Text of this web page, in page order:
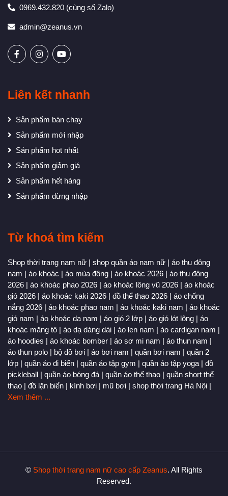
0969.432.820 (cùng số Zalo)
admin@zeanus.vn
Liên kết nhanh
Sản phẩm bán chạy
Sản phẩm mới nhập
Sản phẩm hot nhất
Sản phẩm giảm giá
Sản phẩm hết hàng
Sản phẩm dừng nhập
Từ khoá tìm kiếm
Shop thời trang nam nữ | shop quần áo nam nữ | áo thu đông
nam | áo khoác | áo mùa đông | áo khoác 2026 | áo thu đông
2026 | áo khoác phao 2026 | áo khoác lông vũ 2026 | áo khoác
gió 2026 | áo khoác kaki 2026 | đồ thể thao 2026 | áo chống
nắng 2026 | áo khoác phao nam | áo khoác kaki nam | áo khoác
gió nam | áo khoác dạ nam | áo gió 2 lớp | áo gió lót lông | áo
khoác măng tô | áo dạ dáng dài | áo len nam | áo cardigan nam |
áo hoodies | áo khoác bomber | áo sơ mi nam | áo thun nam |
áo thun polo | bộ đồ bơi | áo bơi nam | quần bơi nam | quần 2
lớp | quần áo đi biển | quần áo tập gym | quần áo tập yoga | đồ
pickleball | quần áo bóng đá | quần áo thể thao | quần short thể
thao | đồ lặn biển | kính bơi | mũ bơi | shop thời trang Hà Nội |
Xem thêm ...
© Shop thời trang nam nữ cao cấp Zeanus. All Rights
Reserved.